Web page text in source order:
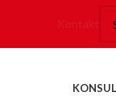
Kontakt